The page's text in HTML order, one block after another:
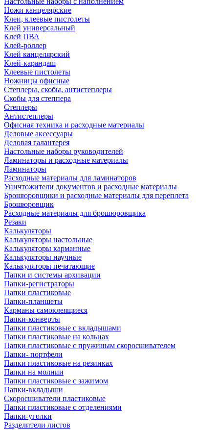
Ножи канцелярские
Клеи, клеевые пистолеты
Клей универсальный
Клей ПВА
Клей-роллер
Клей канцелярский
Клей-карандаш
Клеевые пистолеты
Ножницы офисные
Степлеры, скобы, антистеплеры
Скобы для степпера
Степлеры
Антистеплеры
Офисная техника и расходные материалы
Деловые аксессуары
Деловая галантерея
Настольные наборы руководителей
Ламинаторы и расходные материалы
Ламинаторы
Расходные материалы для ламинаторов
Уничтожители документов и расходные материалы
Брошюровщики и расходные материалы для переплета
Брошюровщик
Расходные материалы для брошюровщика
Резаки
Калькуляторы
Калькуляторы настольные
Калькуляторы карманные
Калькуляторы научные
Калькуляторы печатающие
Папки и системы архивации
Папки-регистраторы
Папки пластиковые
Папки-планшеты
Карманы самоклеящиеся
Папки-конверты
Папки пластиковые с вкладышами
Папки пластиковые на кольцах
Папки пластиковые с пружиным скоросшивателем
Папки- портфели
Папки пластиковые на резинках
Папки на молнии
Папки пластиковые с зажимом
Папки-вкладыши
Скоросшиватели пластиковые
Папки пластиковые с отделениями
Папки-уголки
Разделители листов